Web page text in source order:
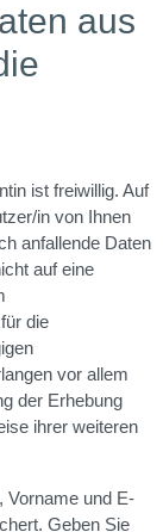
aus
ist freiwillig. Auf
in von Ihnen
anfallende Daten
auf eine
die
vor allem
der Erhebung
ihrer weiteren
Vorname und E-
Geben Sie